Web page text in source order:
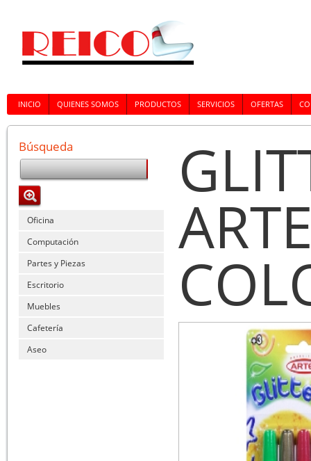
INICIO QUIENES SOMOS PRODUCTOS SERVICIOS OFERTAS
Búsqueda
Oficina
Computación
Partes y Piezas
Escritorio
Muebles
Cafetería
Aseo